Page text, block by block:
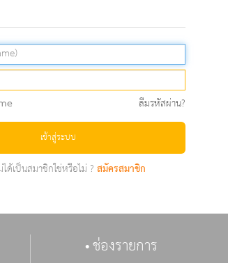
ลืมรหัสผ่าน?
เข้าสู่ระบบ
ด้เป็นสมาชิกใช่หรือไม่ ?สมัครสมาชิก
ช่องรายการ